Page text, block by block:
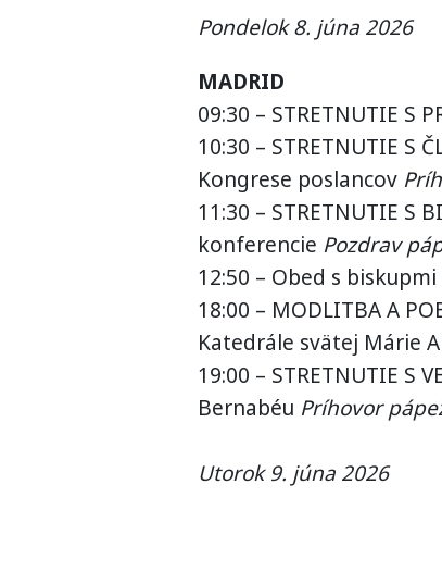
Pondelok 8. júna 2026
MADRID
09:30 – STRETNUTIE S
10:30 – STRETNUTIE S
Kongrese poslancov
11:30 – STRETNUTIE S
konferencie Pozdrav
12:50 – Obed s
18:00 – MODLITBA A
Katedrále svätej Márie
19:00 – STRETNUTIE S
Bernabéu Príhovor
Utorok 9. júna 2026